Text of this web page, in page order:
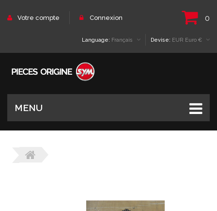
Votre compte Connexion 0
Devise: EUR Euro €
Language: Français
MENU